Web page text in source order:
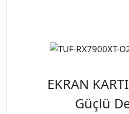
EKRAN
Güçlü